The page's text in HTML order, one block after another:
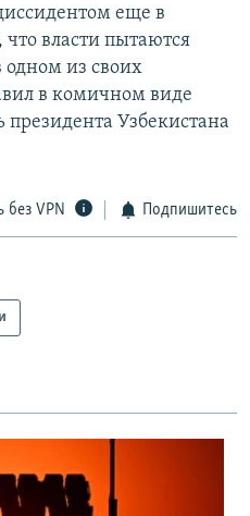
еще в
что власти пытаются
одном из своих
в комичном виде
президента Узбекистана
без VPN Подпишитесь